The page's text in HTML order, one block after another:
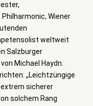
Wiener
weltweit
Salzburger
Michael Haydn.
„Leichtzüngige
sicherer
solchem Rang